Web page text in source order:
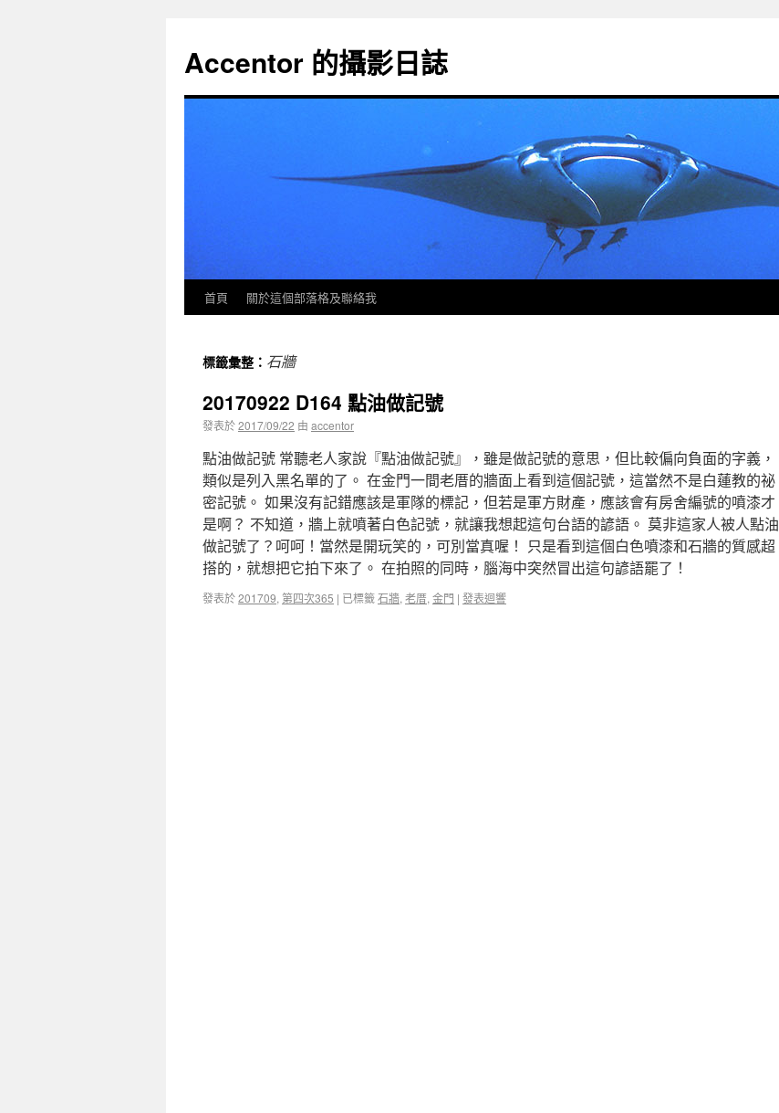
Accentor 的攝影日誌
首頁 關於這個部落格及聯絡我
標籤彙整： 石牆
20170922 D164 點油做記號
發表於2017/09/22 由 accentor
點油做記號 常聽老人家說『點油做記號』，雖是做記號的意思，但比較偏向負面的字義，
類似是列入黑名單的了。 在金門一間老厝的牆面上看到這個記號，這當然不是白蓮教的祕
密記號。 如果沒有記錯應該是軍隊的標記，但若是軍方財產，應該會有房舍編號的噴漆才
是啊？ 不知道，牆上就噴著白色記號，就讓我想起這句台語的諺語。 莫非這家人被人點油
做記號了？呵呵！當然是開玩笑的，可別當真喔！ 只是看到這個白色噴漆和石牆的質感超
搭的，就想把它拍下來了。 在拍照的同時，腦海中突然冒出這句諺語罷了！
發表於201709, 第四次365 | 已標籤石牆, 老厝, 金門 | 發表迴響